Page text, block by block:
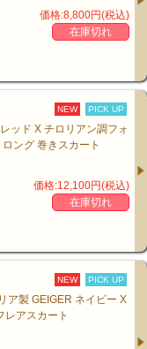
価格:8,800円(税込)
在庫切れ
NEW PICK UP
ッド X チロリアン調フォ
ング 巻きスカート
価格:12,100円(税込)
在庫切れ
NEW PICK UP
ア製 GEIGER ネイビー X
レアスカート